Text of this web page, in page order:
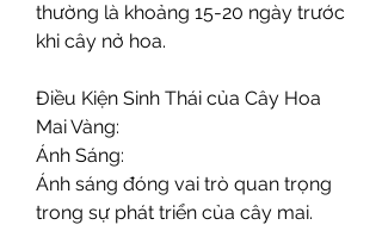
thường là khoảng 15-20 ngày trước
khi cây nở hoa.
Điều Kiện Sinh Thái của Cây Hoa
Mai Vàng:
Ánh Sáng:
Ánh sáng đóng vai trò quan trọng
trong sự phát triển của cây mai.